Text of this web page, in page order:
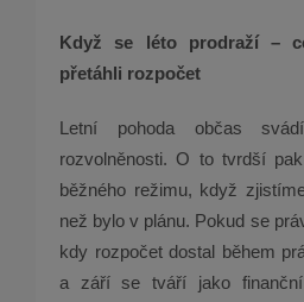
Když se léto prodraží –
přetáhli rozpočet
Letní pohoda občas
rozvolněnosti. O to tvrdší
běžného režimu, když
než bylo v plánu. Pokud se
kdy rozpočet dostal během
a září se tváří jako finanční